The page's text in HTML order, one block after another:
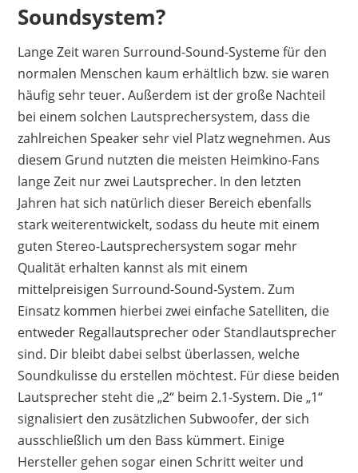
Soundsystem?
Lange Zeit waren Surround-Sound-Systeme für den
normalen Menschen kaum erhältlich bzw. sie waren
häufig sehr teuer. Außerdem ist der große Nachteil
bei einem solchen Lautsprechersystem, dass die
zahlreichen Speaker sehr viel Platz wegnehmen. Aus
diesem Grund nutzten die meisten Heimkino-Fans
lange Zeit nur zwei Lautsprecher. In den letzten
Jahren hat sich natürlich dieser Bereich ebenfalls
stark weiterentwickelt, sodass du heute mit einem
guten Stereo-Lautsprechersystem sogar mehr
Qualität erhalten kannst als mit einem
mittelpreisigen Surround-Sound-System. Zum
Einsatz kommen hierbei zwei einfache Satelliten, die
entweder Regallautsprecher oder Standlautsprecher
sind. Dir bleibt dabei selbst überlassen, welche
Soundkulisse du erstellen möchtest. Für diese beiden
Lautsprecher steht die „2“ beim 2.1-System. Die „1“
signalisiert den zusätzlichen Subwoofer, der sich
ausschließlich um den Bass kümmert. Einige
Hersteller gehen sogar einen Schritt weiter und